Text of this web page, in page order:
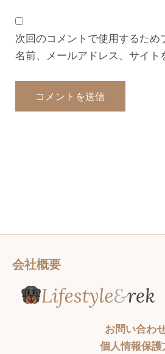
次回のコメントで使用するため
名前、メールアドレス、サイト
会社概要
お問い合わ
個人情報保護